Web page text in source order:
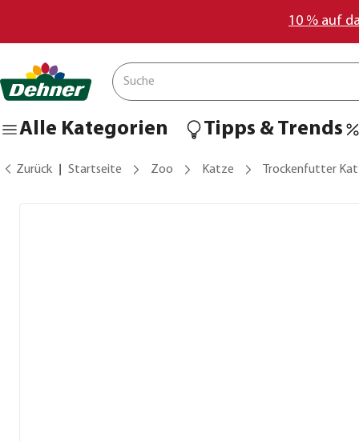
10 % auf
Alle Kategorien Tipps & Trends
Zurück Startseite Zoo Katze Trockenfutter